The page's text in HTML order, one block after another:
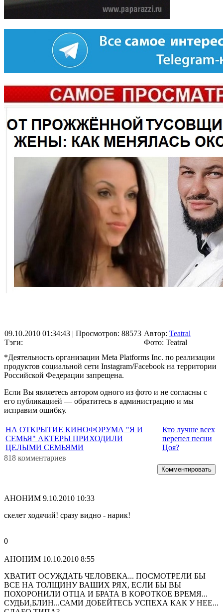
09.10.2010 01:34:43 | Просмотров: 88573
Тэги:
Автор: Teatral
Фото: Teatral
*Деятельность организации Meta Platforms Inc. по реализации
продуктов социальной сети Instagram/Facebook на территории
Российской Федерации запрещена.
Если Вы являетесь автором одного из фото и не согласны с
его публикацией — обратитесь в администрацию и мы
исправим ошибку.
НА ОТКРЫТИЕ КИНОФОРУМА "Я И
СЕМЬЯ" АКТЕРЫ ПРИХОДИЛИ
ЦЕЛЫМИ СЕМЬЯМИ
Кто лучше всех
перепел песни
Цоя?
818 комментариев
Комментировать
АНОНИМ 9.10.2010 10:33
скелет ходячий! сразу видно - нарик!
0
АНОНИМ 10.10.2010 8:55
ХВАТИТ ОСУЖДАТЬ ЧЕЛОВЕКА... ПОСМОТРЕЛИ БЫ
ВСЕ НА ТОЛЩИНУ ВАШИХ РЯХ, ЕСЛИ БЫ ВЫ
ПОХОРОНИЛИ ОТЦА И БРАТА В КОРОТКОЕ ВРЕМЯ...
СУДЬИ,БЛИН...САМИ ДОБЕЙТЕСЬ УСПЕХА КАК У НЕЕ...